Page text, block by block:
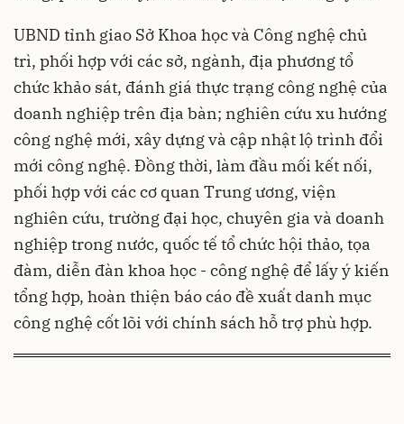
UBND tỉnh giao Sở Khoa học và Công nghệ chủ
trì, phối hợp với các sở, ngành, địa phương tổ
chức khảo sát, đánh giá thực trạng công nghệ của
doanh nghiệp trên địa bàn; nghiên cứu xu hướng
công nghệ mới, xây dựng và cập nhật lộ trình đổi
mới công nghệ. Đồng thời, làm đầu mối kết nối,
phối hợp với các cơ quan Trung ương, viện
nghiên cứu, trường đại học, chuyên gia và doanh
nghiệp trong nước, quốc tế tổ chức hội thảo, tọa
đàm, diễn đàn khoa học - công nghệ để lấy ý kiến
tổng hợp, hoàn thiện báo cáo đề xuất danh mục
công nghệ cốt lõi với chính sách hỗ trợ phù hợp.